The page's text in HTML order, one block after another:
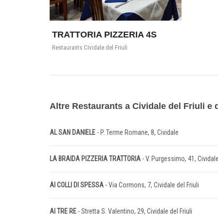
TRATTORIA PIZZERIA 4S
Restaurants Cividale del Friuli
Altre Restaurants a Cividale del Friuli e
AL SAN DANIELE - P. Terme Romane, 8, Cividale
LA BRAIDA PIZZERIA TRATTORIA - V. Purgessimo, 41, Cividale
AI COLLI DI SPESSA - Via Cormons, 7, Cividale del Friuli
AI TRE RE - Stretta S. Valentino, 29, Cividale del Friuli